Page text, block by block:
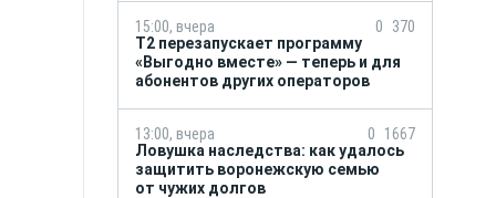
15:00, вчера 0
370
Т2 перезапускает программу
«Выгодно вместе» — теперь и для
абонентов других операторов
13:00, вчера 0
1667
Ловушка наследства: как удалось
защитить воронежскую семью
от чужих долгов